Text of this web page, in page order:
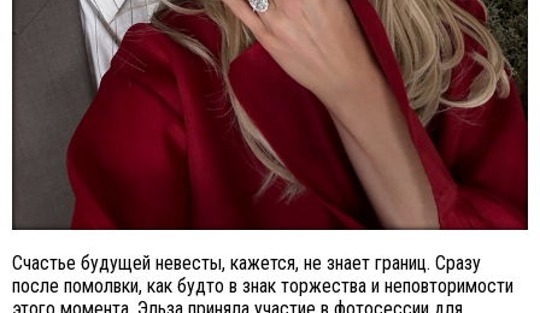
Счастье будущей невесты, кажется, не знает границ. Сразу
после помолвки, как будто в знак торжества и неповторимости